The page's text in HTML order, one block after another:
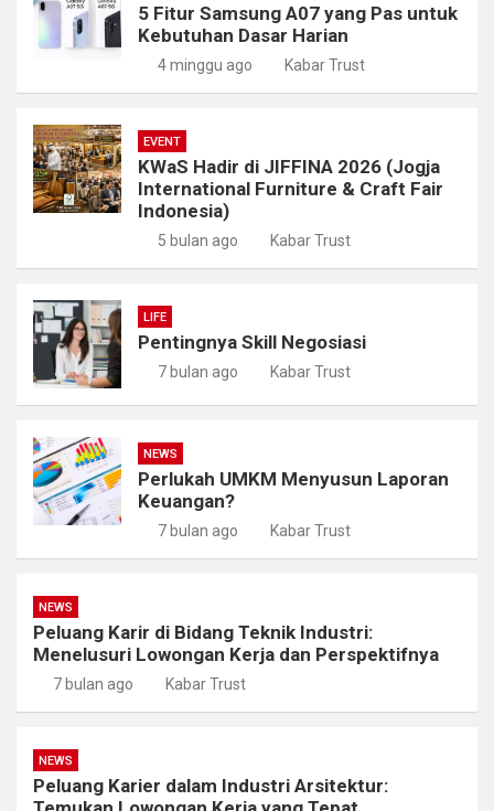
5 Fitur Samsung A07 yang Pas untuk
Kebutuhan Dasar Harian
4 minggu ago Kabar Trust
EVENT
KWaS Hadir di JIFFINA 2026 (Jogja
International Furniture & Craft Fair
Indonesia)
5 bulan ago Kabar Trust
LIFE
Pentingnya Skill Negosiasi
7 bulan ago Kabar Trust
NEWS
Perlukah UMKM Menyusun Laporan
Keuangan?
7 bulan ago Kabar Trust
NEWS
Peluang Karir di Bidang Teknik Industri:
Menelusuri Lowongan Kerja dan Perspektifnya
7 bulan ago Kabar Trust
NEWS
Peluang Karier dalam Industri Arsitektur: